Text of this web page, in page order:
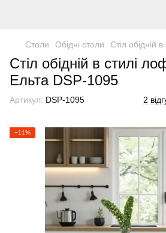
Столи Обідні столи Стіл обідній
Стіл обідній в стилі
Ельта DSP-1095
Артикул: DSP-1095 2
−11%